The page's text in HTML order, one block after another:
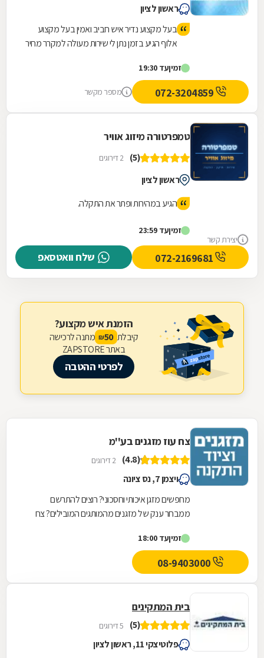
ראשון לציון
בעל מקצוע נדיר איש חביב ואמין בעל מקצוע
אלוף הגיע בזמן נתן לי שירות מעולה למקרר מחיר
זמיןעד 19:30
מספר מקשר
יצירת קשר
טמפרטורה מיזוג אוויר
(5) 2 דירוגים
ראשון לציון
הגיע במהירות ופתר את התקלה.
זמיןעד 23:59
שלח וואטסאפ
הזמנת איש מקצוע?
קיבלת 50
₪ מתנה לרכישה
באתר ZAPSTORE
לפרטי ההטבה
צח עוז מזגנים בע''מ
(4.8) 2 דירוגים
ויצמן 7, נס ציונה
מחפשים מזגן איכותי וחסכוני? רוצים להתרשם
ממבחר ענק של מזגנים מהמותגים המובילים? צח
מזגנים למעלה...
זמיןעד 18:00
08-9403000
בית המתקינים
(5) 5 דירוגים
פלוטיצקי 11, ראשון לציון